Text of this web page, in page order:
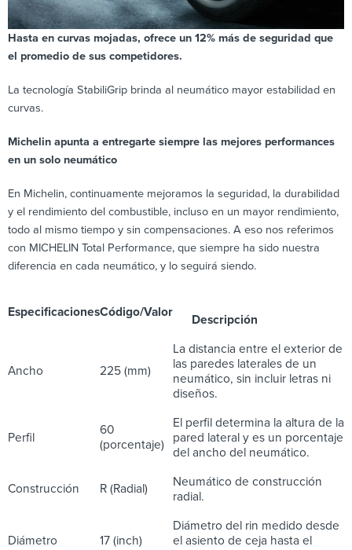
Hasta en curvas mojadas, ofrece un 12% más de seguridad que
el promedio de sus competidores.
La tecnología StabiliGrip brinda al neumático mayor estabilidad en
curvas.
Michelin apunta a entregarte siempre las mejores performances
en un solo neumático
En Michelin, continuamente mejoramos la seguridad, la durabilidad
y el rendimiento del combustible, incluso en un mayor rendimiento,
todo al mismo tiempo y sin compensaciones. A eso nos referimos
con MICHELIN Total Performance, que siempre ha sido nuestra
diferencia en cada neumático, y lo seguirá siendo.
EspecificacionesCódigo/Valor
Descripción
Ancho 225 (mm)
La distancia entre el exterior de
las paredes laterales de un
neumático, sin incluir letras ni
diseños.
Perfil
60
(porcentaje)
El perfil determina la altura de la
pared lateral y es un porcentaje
del ancho del neumático.
Construcción R (Radial)
Neumático de construcción
radial.
Diámetro 17 (inch)
Diámetro del rin medido desde
el asiento de ceja hasta el